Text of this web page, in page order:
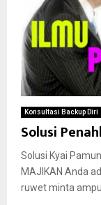
Konsultasi Backup Diri
Solusi
Solusi Kyai
MAJIKAN Anda
ruwet minta